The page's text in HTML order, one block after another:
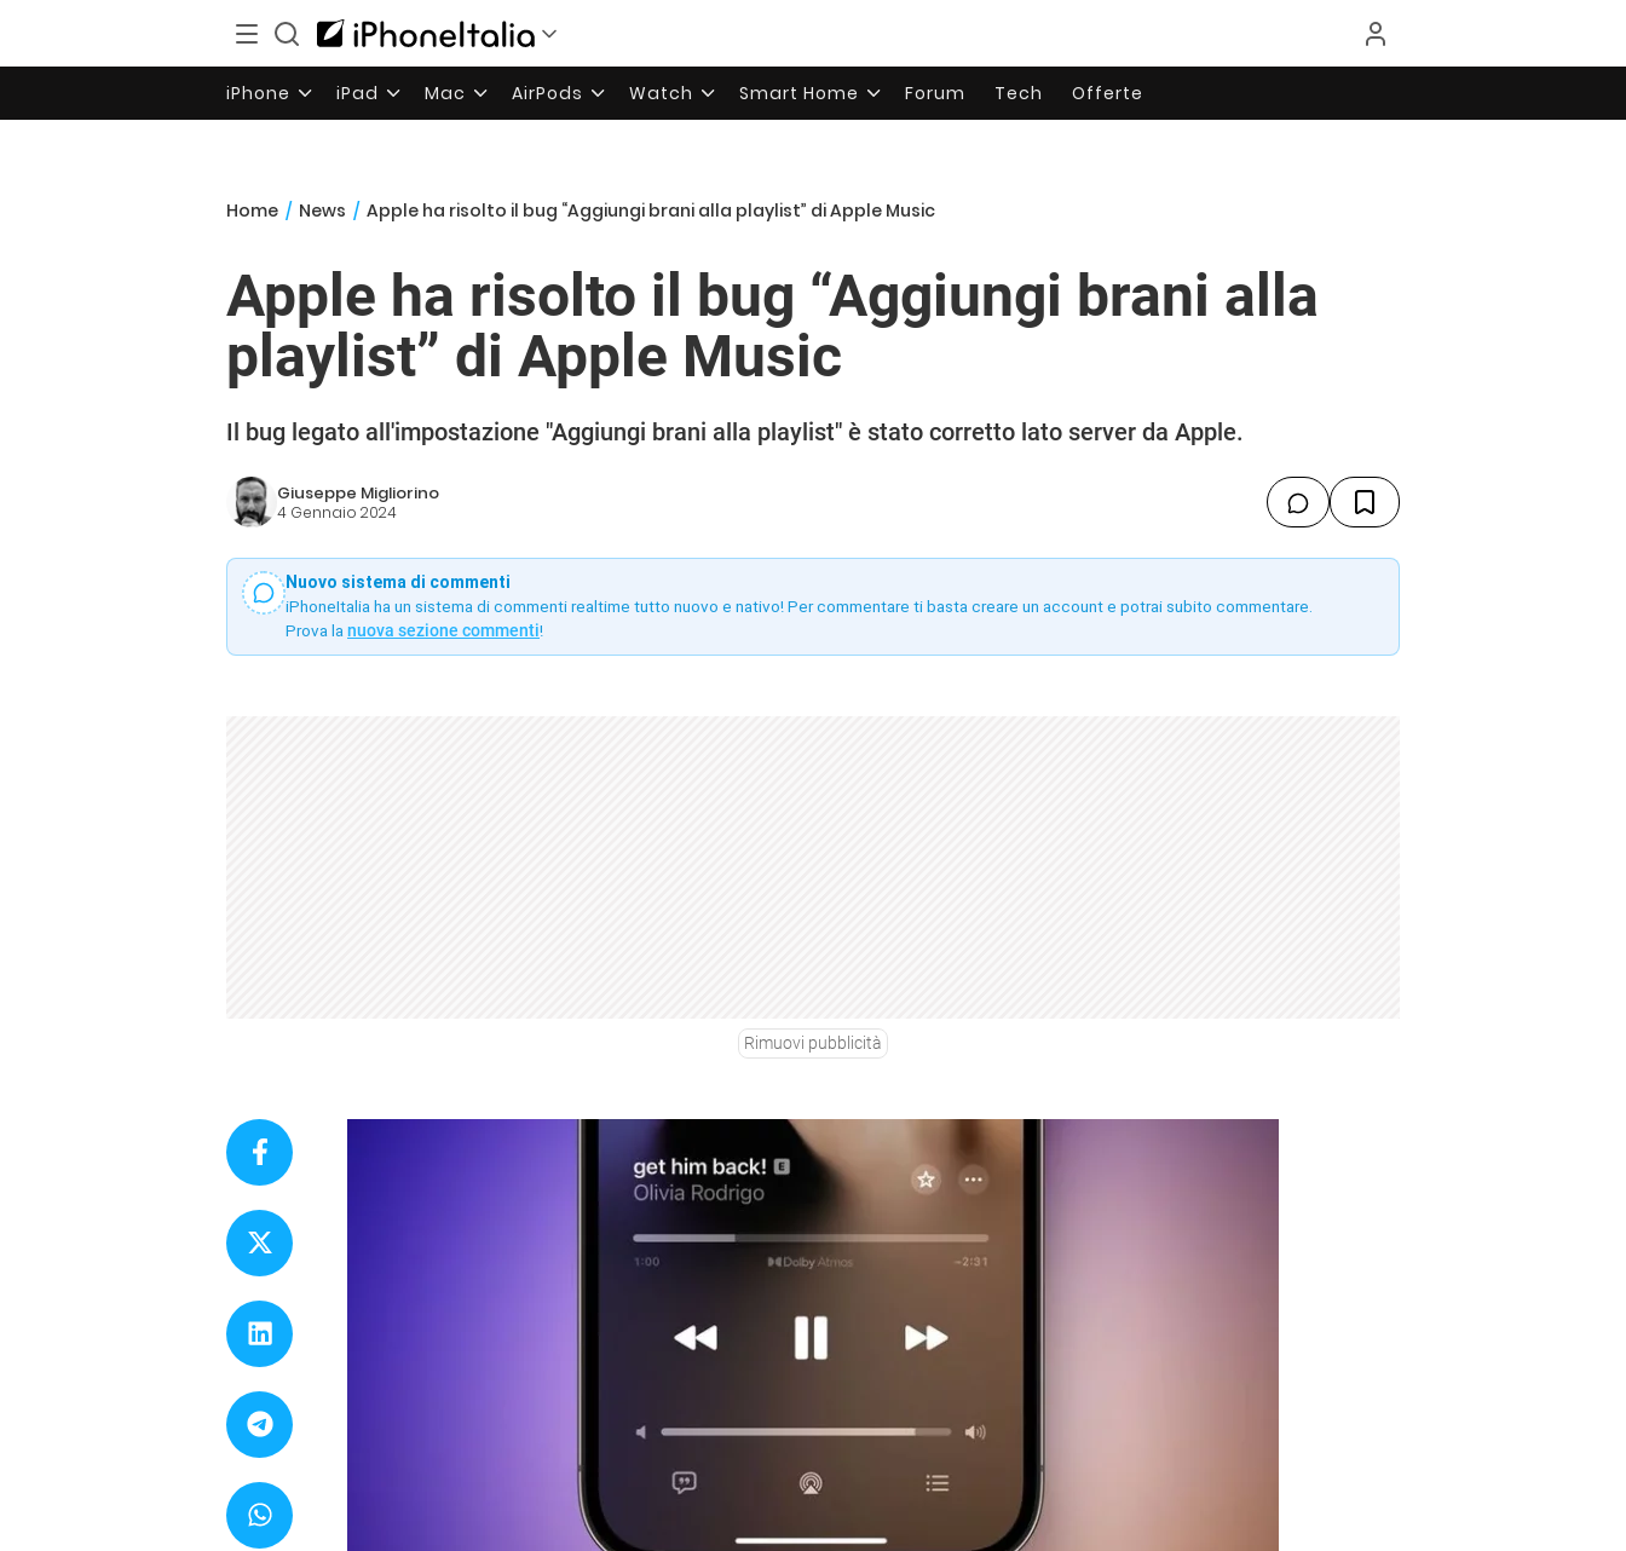
iPhone iPad Mac AirPods Watch Smart Home Forum Tech Offerte
Home / News / Apple ha risolto il bug “Aggiungi brani alla playlist” di Apple Music
Apple ha risolto il bug “Aggiungi brani alla
playlist” di Apple Music
Il bug legato all'impostazione "Aggiungi brani alla playlist" è stato corretto lato server da Apple.
Giuseppe Migliorino
4 Gennaio 2024
Nuovo sistema di commenti
iPhoneItalia ha un sistema di commenti realtime tutto nuovo e nativo! Per commentare ti basta creare un account e potrai subito commentare.
Prova la nuova sezione commenti!
Rimuovi pubblicità